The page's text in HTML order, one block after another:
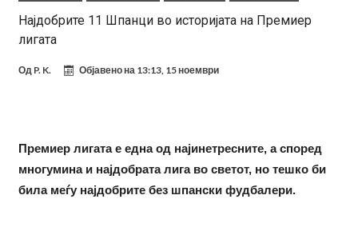
Тетоважата на Габриел стана предмет на потсмев: Навивачите го
вметнаа Де Брујне и направија хит (Фото)
Бизарна тепачка која го запали интернетот: Познатиот тешкаш го
прифати најлудиот предизвик на кариерата – сам против
Меси, Нејмар и Суарез повторно заедно?!
Тикет на денот (понеделник, 10.08.2026)
Феран Торес се поблиску до трансфер во ПСЖ
Најдобрите 11 Шпанци во историјата на Премиер
лигата
Од P. K. Објавено на 13:13, 15 ноември
Премиер лигата е една од најинетресните, а според
многумина и најдобрата лига во светот, но тешко би
била меѓу најдобрите без шпански фудбалери.